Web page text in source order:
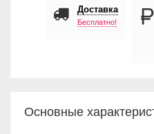
Доставка
Бесплатно!
Основные